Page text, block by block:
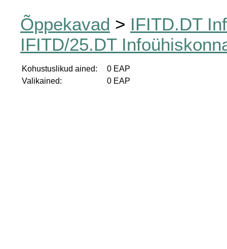
Õppekavad > IFITD.DT
IFITD/25.DT
Kohustuslikud ained:
0 EAP
Valikained:
0 EAP